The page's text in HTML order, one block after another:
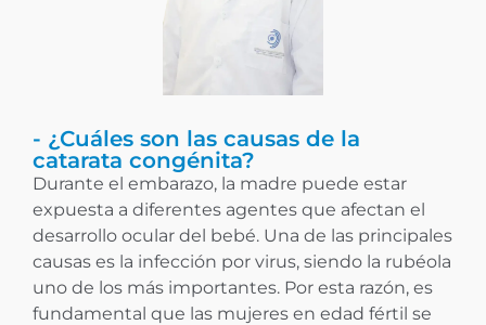
- ¿Cuáles son las causas de la
catarata congénita?
Durante el embarazo, la madre puede estar
expuesta a diferentes agentes que afectan el
desarrollo ocular del bebé. Una de las principales
causas es la infección por virus, siendo la rubéola
uno de los más importantes. Por esta razón, es
fundamental que las mujeres en edad fértil se